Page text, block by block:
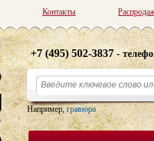
Контакты
+7 (495) 502-3837 -
Например,гравюра